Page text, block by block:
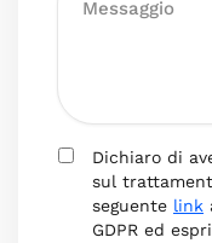
Dichiaro di
sul
seguente link
GDPR ed